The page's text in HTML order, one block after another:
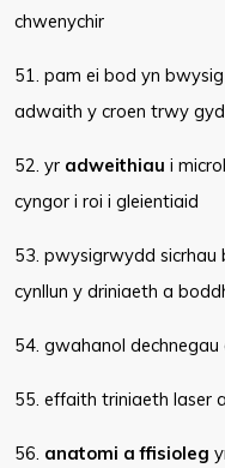
chwenychir
51. pam ei bod yn
adwaith y croen trwy
52. yr adweithiau i
cyngor i roi i gleientiaid
53. pwysigrwydd
cynllun y driniaeth a
54. gwahanol
55. effaith triniaeth laser
56. anatomi a ffisioleg